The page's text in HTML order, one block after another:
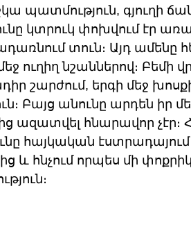
պատմություն, գյուղի
կտրուկ փոխվում էր
տուն։ Այդ ամենը
ուղիղ նշաններով։ Բեմի
շարժում, երգի մեջ
Բայց անունը արդեն իր
ազատվել հնարավոր
հայկական էստրադայում
և հնչում որպես մի